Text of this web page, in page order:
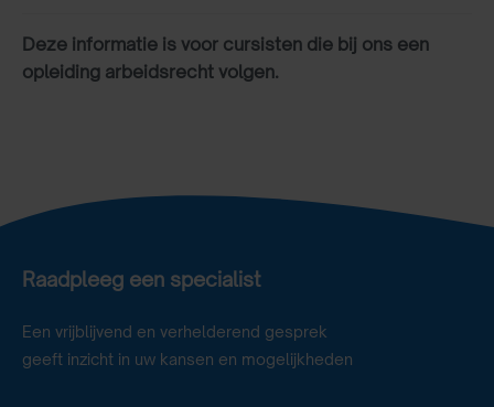
Deze informatie is voor cursisten die bij ons een
opleiding arbeidsrecht volgen.
Raadpleeg een specialist
Een vrijblijvend en verhelderend gesprek
geeft inzicht in uw kansen en mogelijkheden